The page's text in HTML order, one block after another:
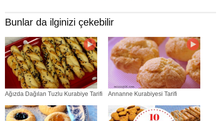
Bunlar da ilginizi çekebilir
Ağızda Dağılan Tuzlu Kurabiye Tarifi Annanne Kurabiyesi Tarifi